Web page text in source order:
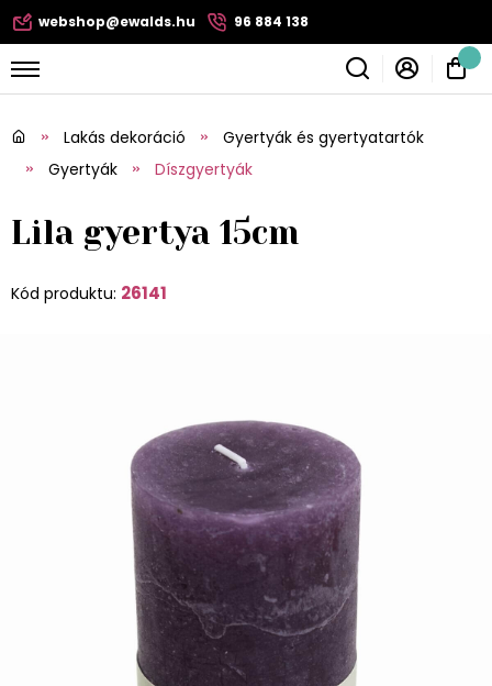
webshop@ewalds.hu 96 884 138
Lakás dekoráció
Gyertyák és gyertyatartók
Gyertyák
Díszgyertyák
Lila gyertya 15cm
Kód produktu: 26141